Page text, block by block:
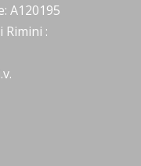
A120195
Rimini :